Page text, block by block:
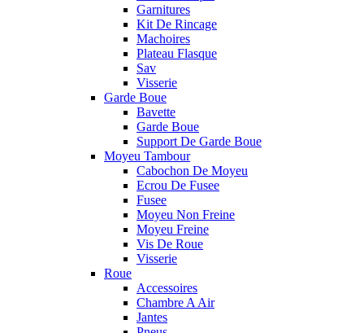
Garnitures
Kit De Rincage
Machoires
Plateau Flasque
Sav
Visserie
Garde Boue
Bavette
Garde Boue
Support De Garde Boue
Moyeu Tambour
Cabochon De Moyeu
Ecrou De Fusee
Fusee
Moyeu Non Freine
Moyeu Freine
Vis De Roue
Visserie
Roue
Accessoires
Chambre A Air
Jantes